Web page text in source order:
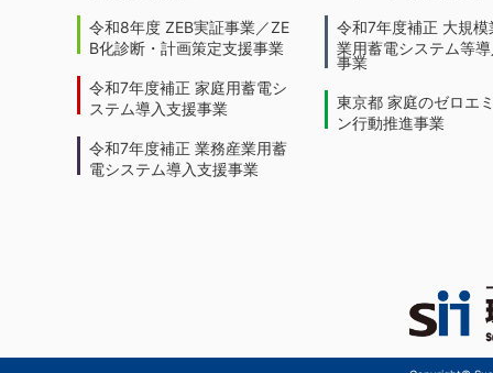
令和8年度 ZEB実証事業／ZE
B化診断・計画策定支援事業
令和7年度補正 家庭用蓄電シ
ステム導入支援事業
令和7年度補正 業務産業用蓄
電システム導入支援事業
令和7年度補正 大規模
業用蓄電システム等
事業
東京都 家庭のゼロエ
ン行動推進事業